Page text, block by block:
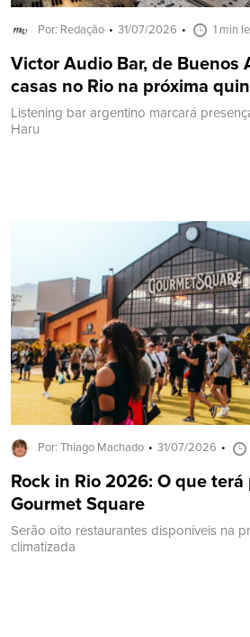
Por: Redação 31/07/2026 1 min
Victor Audio Bar, de Buenos
casas no Rio na próxima
Listening bar argentino marcará
Haru
Por: Thiago Machado 31/07/2026
Rock in Rio 2026: O que terá
Gourmet Square
Serão oito restaurantes disponíveis na
climatizada